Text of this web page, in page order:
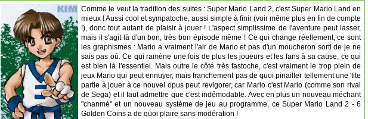
Comme le veut la tradition des suites : Super Mario Land 2, c'est Super Mario Land en
mieux ! Aussi cool et sympatoche, aussi simple à finir (voir même plus en fin de compte
!), donc tout autant de plaisir à jouer ! L'aspect simplissime de l'aventure peut lasser,
mais il s'agit là d'un bon, très bon épisode même ! Ce qui change réellement, ce sont
les graphismes : Mario a vraiment l'air de Mario et pas d'un moucheron sorti de je ne
sais pas où. Ce qui ramène une fois de plus les joueurs et les fans à sa cause, ce qui
est bien là l'essentiel. Mais outre le côté très fastoche, c'est vraiment le trop plein de
jeux Mario qui peut ennuyer, mais franchement pas de quoi pinailler tellement une 'tite
partie à jouer à ce nouvel opus peut revigorer, car Mario c'est Mario (comme son rival
de Sega) et il faut admettre que c'est indémodable. Avec en plus un nouveau méchant
"chanmé" et un nouveau système de jeu au programme, ce Super Mario Land 2 - 6
Golden Coins a de quoi plaire sans modération !